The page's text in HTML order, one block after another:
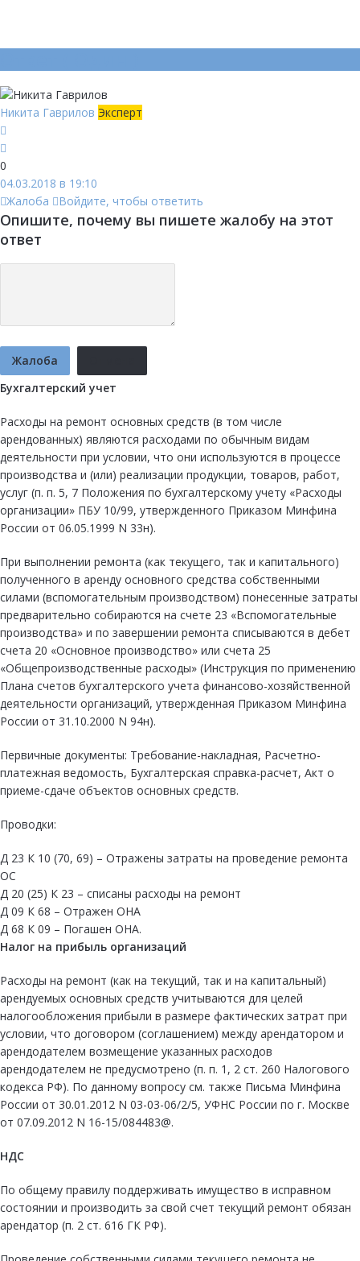
Никита Гаврилов Эксперт
0
04.03.2018 в 19:10
Жалоба
Войдите, чтобы ответить
Опишите, почему вы пишете жалобу на этот
ответ
Жалоба
Бухгалтерский учет
Расходы на ремонт основных средств (в том числе
арендованных) являются расходами по обычным видам
деятельности при условии, что они используются в процессе
производства и (или) реализации продукции, товаров, работ,
услуг (п. п. 5, 7 Положения по бухгалтерскому учету «Расходы
организации» ПБУ 10/99, утвержденного Приказом Минфина
России от 06.05.1999 N 33н).
При выполнении ремонта (как текущего, так и капитального)
полученного в аренду основного средства собственными
силами (вспомогательным производством) понесенные затраты
предварительно собираются на счете 23 «Вспомогательные
производства» и по завершении ремонта списываются в дебет
счета 20 «Основное производство» или счета 25
«Общепроизводственные расходы» (Инструкция по применению
Плана счетов бухгалтерского учета финансово-хозяйственной
деятельности организаций, утвержденная Приказом Минфина
России от 31.10.2000 N 94н).
Первичные документы: Требование-накладная, Расчетно-
платежная ведомость, Бухгалтерская справка-расчет, Акт о
приеме-сдаче объектов основных средств.
Проводки:
Д 23 К 10 (70, 69) – Отражены затраты на проведение ремонта
ОС
Д 20 (25) К 23 – списаны расходы на ремонт
Д 09 К 68 – Отражен ОНА
Д 68 К 09 – Погашен ОНА.
Налог на прибыль организаций
Расходы на ремонт (как на текущий, так и на капитальный)
арендуемых основных средств учитываются для целей
налогообложения прибыли в размере фактических затрат при
условии, что договором (соглашением) между арендатором и
арендодателем возмещение указанных расходов
арендодателем не предусмотрено (п. п. 1, 2 ст. 260 Налогового
кодекса РФ). По данному вопросу см. также Письма Минфина
России от 30.01.2012 N 03-03-06/2/5, УФНС России по г. Москве
от 07.09.2012 N 16-15/084483@.
НДС
По общему правилу поддерживать имущество в исправном
состоянии и производить за свой счет текущий ремонт обязан
арендатор (п. 2 ст. 616 ГК РФ).